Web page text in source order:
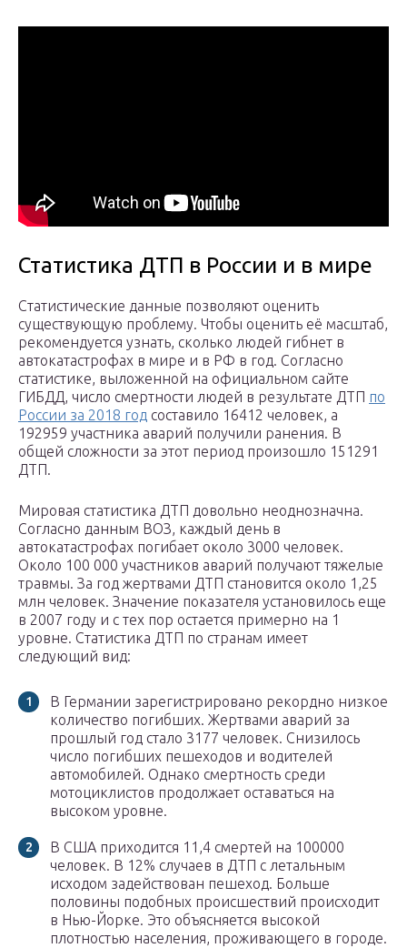
Статистика ДТП в России и в мире
Статистические данные позволяют оценить
существующую проблему. Чтобы оценить её масштаб,
рекомендуется узнать, сколько людей гибнет в
автокатастрофах в мире и в РФ в год. Согласно
статистике, выложенной на официальном сайте
ГИБДД, число смертности людей в результате ДТП по
России за 2018 год составило 16412 человек, а
192959 участника аварий получили ранения. В
общей сложности за этот период произошло 151291
ДТП.
Мировая статистика ДТП довольно неоднозначна.
Согласно данным ВОЗ, каждый день в
автокатастрофах погибает около 3000 человек.
Около 100 000 участников аварий получают тяжелые
травмы. За год жертвами ДТП становится около 1,25
млн человек. Значение показателя установилось еще
в 2007 году и с тех пор остается примерно на 1
уровне. Статистика ДТП по странам имеет
следующий вид:
В Германии зарегистрировано рекордно низкое
количество погибших. Жертвами аварий за
прошлый год стало 3177 человек. Снизилось
число погибших пешеходов и водителей
автомобилей. Однако смертность среди
мотоциклистов продолжает оставаться на
высоком уровне.
В США приходится 11,4 смертей на 100000
человек. В 12% случаев в ДТП с летальным
исходом задействован пешеход. Больше
половины подобных происшествий происходит
в Нью-Йорке. Это объясняется высокой
плотностью населения, проживающего в городе.